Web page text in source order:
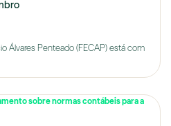
Álvares Penteado (FECAP) está com